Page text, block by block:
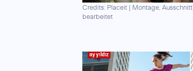
Credits: Placeit | Montage, Ausschnitt
bearbeitet